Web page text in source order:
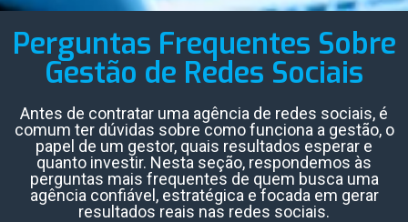
Perguntas Frequentes Sobre
Gestão de Redes Sociais
Antes de contratar uma agência de redes sociais, é
comum ter dúvidas sobre como funciona a gestão, o
papel de um gestor, quais resultados esperar e
quanto investir. Nesta seção, respondemos às
perguntas mais frequentes de quem busca uma
agência confiável, estratégica e focada em gerar
resultados reais nas redes sociais.